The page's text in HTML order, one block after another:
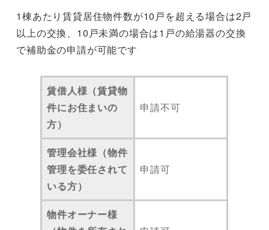
1棟あたり賃貸居住物件数が10戸を超える場合は2戸
以上の交換、10戸未満の場合は1戸の給湯器の交換
で補助金の申請が可能です
賃借人様（賃貸物
件にお住まいの
方）
申請不可
管理会社様（物件
管理を委任されて
いる方）
申請可
物件オーナー様